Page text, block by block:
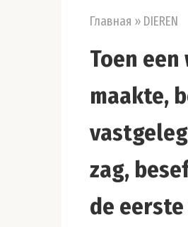
Главная » DIEREN
Toen
maakte,
zag,
de